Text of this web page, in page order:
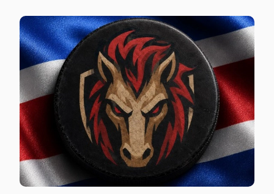
Позвоните нам для оформления заказа по
телефону;
Узнайте актуальные цены на билеты прямо на
сайте.
Планируйте поход на ближайшие матчи КХЛ
заранее — приобрести билеты на хоккей онлайн
удобно и выгодно. Купить билет просто: выберите
нужную игру, определитесь с местами по схеме
зала и оформите заказ за несколько минут прямо у
нас.